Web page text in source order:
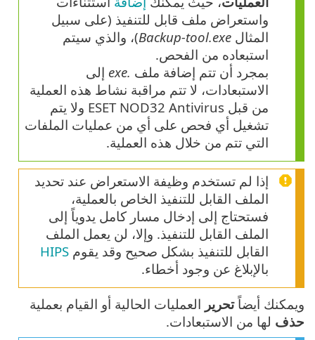
واستعراض ملف قابل للتنفيذ (على سبيل
المثال Backup-tool.exe)، والذي سيتم
استبعاده من الفحص.
بمجرد أن تتم إضافة ملف .exe
إلى
الاستبعادات، لا تتم مراقبة نشاط هذه العملية
من قبل ESET NOD32 Antivirus ولا يتم
تشغيل أي فحص على أي من عمليات الملفات
التي تتم من خلال هذه العملية.
إذا لم تستخدم وظيفة الاستعراض عند تحديد
الملف القابل للتنفيذ الخاص بالعملية،
فستحتاج إلى إدخال مسار كامل يدوياً إلى
الملف القابل للتنفيذ. وإلا، لن يعمل الملف
القابل للتنفيذ بشكل صحيح وقد يقوم HIPS
بالإبلاغ عن وجود أخطاء.
ويمكنك أيضاًتحرير العمليات الحالية أو القيام بعملية
حذف لها من الاستبعادات.